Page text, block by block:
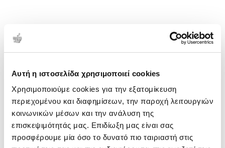
Αυτή η ιστοσελίδα χρησιμοποιεί cookies
Χρησιμοποιούμε cookies για την εξατομίκευση
περιεχομένου και διαφημίσεων, την παροχή λειτουργιών
κοινωνικών μέσων και την ανάλυση της
επισκεψιμότητάς μας. Επιδίωξη μας είναι σας
προσφέρουμε μία όσο το δυνατό πιο ταιριαστή στις